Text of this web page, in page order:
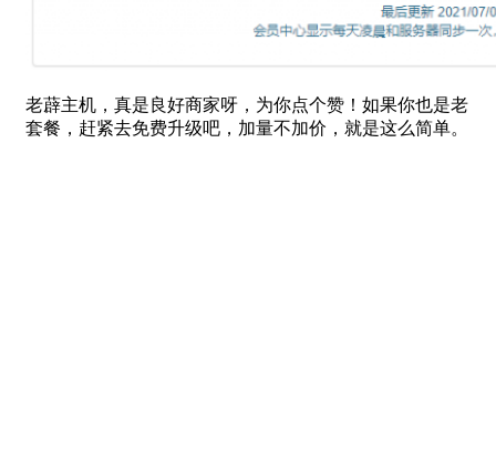
老薜主机，真是良好商家呀，为你点个赞！如果你也是老
套餐，赶紧去免费升级吧，加量不加价，就是这么简单。